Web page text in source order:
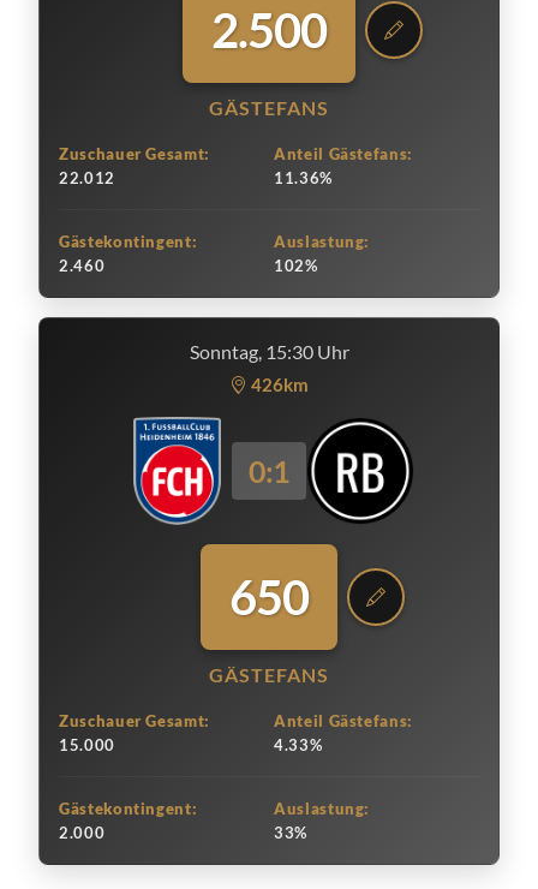
2.500
GÄSTEFANS
Zuschauer Gesamt:
22.012
Anteil Gästefans:
11.36%
Gästekontingent:
2.460
Auslastung:
102%
Sonntag, 15:30 Uhr
426km
0:1
650
GÄSTEFANS
Zuschauer Gesamt:
15.000
Anteil Gästefans:
4.33%
Gästekontingent:
2.000
Auslastung:
33%